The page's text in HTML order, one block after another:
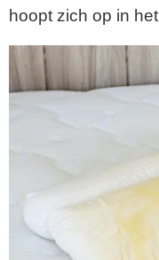
hoopt zich op in